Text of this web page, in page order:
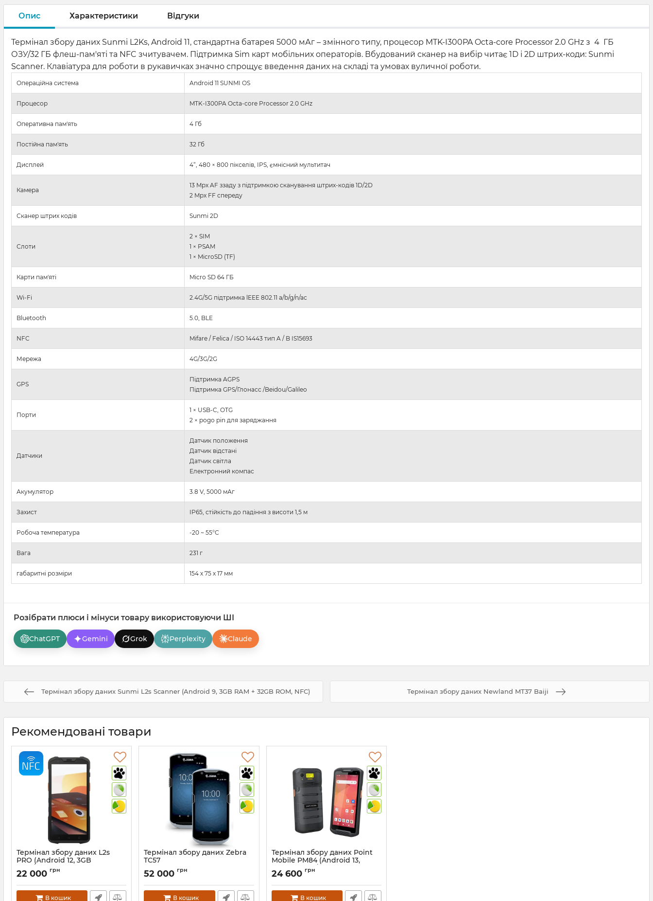
Опис Характеристики Відгуки
Термінал збору даних Sunmi L2Ks, Android 11, стандартна батарея 5000 мАг – змінного типу, процесор MTK-I300PA Octa-core Processor 2.0 GHz з 4 ГБ
ОЗУ/32 ГБ флеш-пам'яті та NFC зчитувачем. Підтримка Sim карт мобільних операторів. Вбудований сканер на вибір читає 1D і 2D штрих-коди: Sunmi
Scanner. Клавіатура для роботи в рукавичках значно спрощує введення даних на складі та умовах вуличної роботи.
Операційна система Android 11 SUNMI OS
Процесор MTK-I300PA Octa-core Processor 2.0 GHz
Оперативна пам'ять 4 Гб
Постійна пам'ять 32 Гб
Дисплей 4“, 480 × 800 пікселів, IPS, ємнісний мультитач
Камера
13 Mpx AF ззаду з підтримкою сканування штрих-кодів 1D/2D
2 Mpx FF спереду
Сканер штрих кодів Sunmi 2D
Слоти
2 × SIM
1 × PSAM
1 × MicroSD (TF)
Карти пам'яті Micro SD 64 ГБ
Wi-Fi 2.4G/5G підтримка lEEE 802.11 a/b/g/n/ac
Bluetooth 5.0, BLE
NFC Mifare / Felica / ISO 14443 тип A / B IS15693
Мережа 4G/3G/2G
GPS
Підтримка AGPS
Підтримка GPS/Глонасс /Beidou/Galileo
Порти
1 × USB-C, OTG
2 × pogo pin для заряджання
Датчики
Датчик положення
Датчик відстані
Датчик світла
Електронний компас
Акумулятор 3.8 V, 5000 мАг
Захист IP65, стійкість до падіння з висоти 1,5 м
Робоча температура -20 ~ 55°С
Вага 231 г
габаритні розміри 154 х 75 х 17 мм
Розібрати плюси і мінуси товару використовуючи ШІ
ChatGPT Gemini Grok Perplexity Claude
Термінал збору даних Sunmi L2s Scanner (Android 9, 3GB RAM + 32GB ROM, NFC) Термінал збору даних Newland MT37 Baiji
Рекомендовані товари
Термінал збору даних L2s
PRO (Android 12, 3GB
RAM/32GB ROM, WiFi, BT, NFC,
4G, GPS)
Артикул:815
22 000 грн
В кошик
Термінал збору даних Zebra
TC57
Артикул:320
52 000 грн
В кошик
Термінал збору даних Point
Mobile PM84 (Android 13,
пам'ять 4GB/64GB)
Артикул:1407
24 600 грн
В кошик